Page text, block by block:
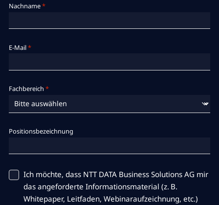
Nachname*
E-Mail*
Fachbereich *
Positionsbezeichnung
Ich möchte, dass NTT DATA Business Solutions AG mir
das angeforderte Informationsmaterial (z. B.
Whitepaper, Leitfaden, Webinaraufzeichnung, etc.)